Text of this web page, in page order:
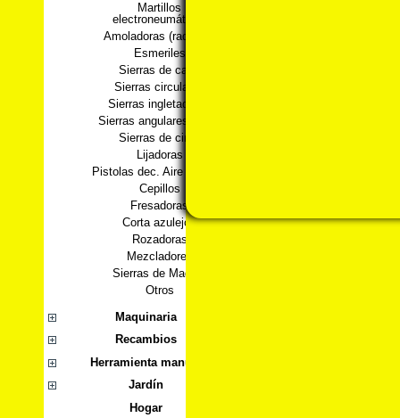
Martillos
electroneumáticos
Amoladoras (radiales)
Esmeriles
Sierras de calar
Sierras circulares
Sierras ingletadoras
Sierras angulares metal
Sierras de cinta
Lijadoras
Pistolas dec. Aire caliente
Cepillos
Fresadoras
Corta azulejos
Rozadoras
Mezcladores
Sierras de Madera
Otros
Maquinaria
Recambios
Herramienta manual
Jardín
Hogar